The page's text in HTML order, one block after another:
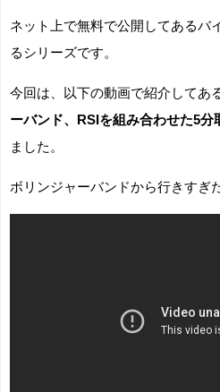
ネット上で無料で公開してあるバ
るシリーズです。
今回は、以下の動画で紹介してあ
ーバンド、RSIを組み合わせた5分
ました。
ボリンジャーバンドから行きすぎ